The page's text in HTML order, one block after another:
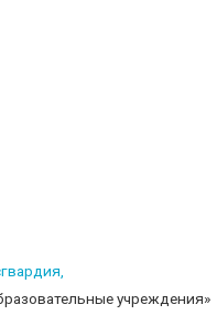
учреждения»